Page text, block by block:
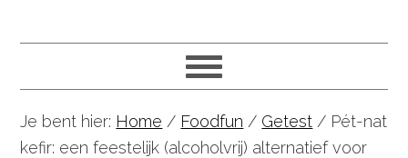
Je bent hier: Home / Foodfun / Getest / Pét-nat
kefir: een feestelijk (alcoholvrij) alternatief voor